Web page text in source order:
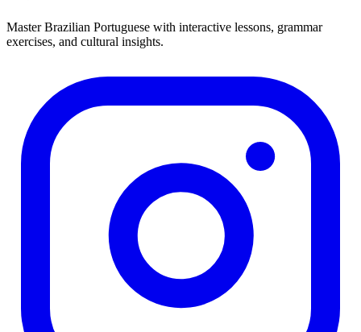
Master Brazilian Portuguese with interactive lessons, grammar
exercises, and cultural insights.